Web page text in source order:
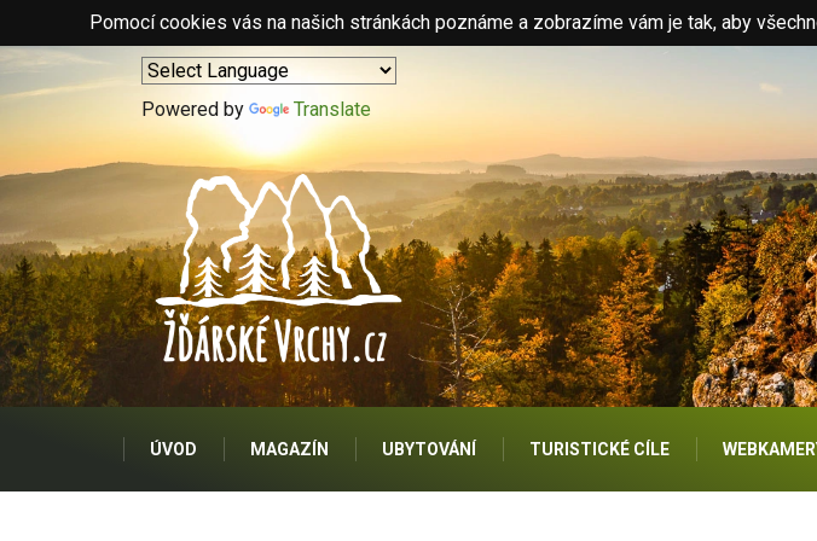
Pomocí cookies vás na našich stránkách poznáme a zobrazíme vám je tak, aby
Powered by Translate
ÚVOD MAGAZÍN UBYTOVÁNÍ TURISTICKÉ CÍLE